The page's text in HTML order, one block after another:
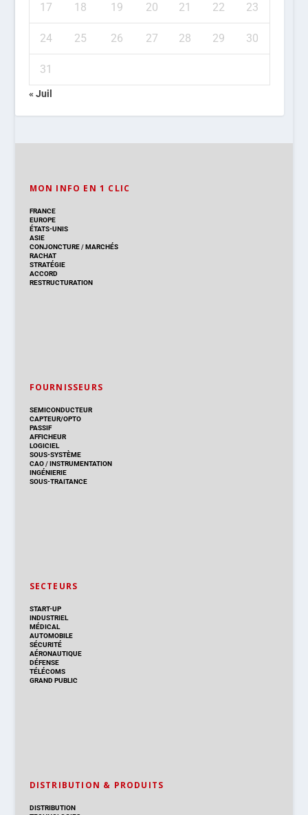
17 18 19 20 21 22 23
24 25 26 27 28 29 30
31
« Juil
MON INFO EN 1 CLIC
FRANCE
EUROPE
ÉTATS-UNIS
ASIE
CONJONCTURE/ MARCHÉS
RACHAT
STRATÉGIE
ACCORD
RESTRUCTURATION
FOURNISSEURS
SEMICONDUCTEUR
CAPTEUR/OPTO
PASSIF
AFFICHEUR
LOGICIEL
SOUS-SYSTÈME
CAO/INSTRUMENTATION
INGÉNIERIE
SOUS-TRAITANCE
SECTEURS
START-UP
INDUSTRIEL
MÉDICAL
AUTOMOBILE
SÉCURITÉ
AÉRONAUTIQUE
DÉFENSE
TÉLÉCOMS
GRAND PUBLIC
DISTRIBUTION & PRODUITS
DISTRIBUTION